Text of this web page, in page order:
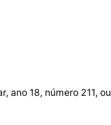
ano 18, número 211,